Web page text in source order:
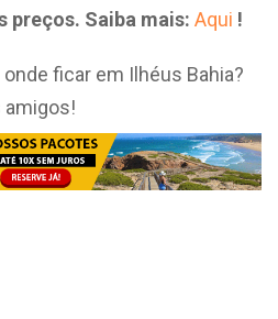
preços. Saiba mais: Aqui !
ficar em Ilhéus Bahia?
amigos!